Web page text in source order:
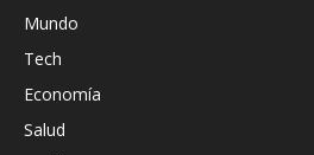
Mundo
Tech
Economía
Salud